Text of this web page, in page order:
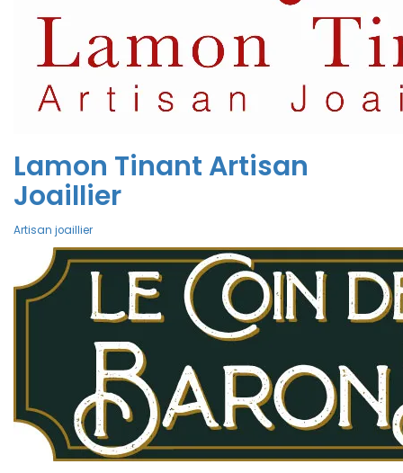
Lamon Tinant Artisan
Joaillier
Artisan joaillier